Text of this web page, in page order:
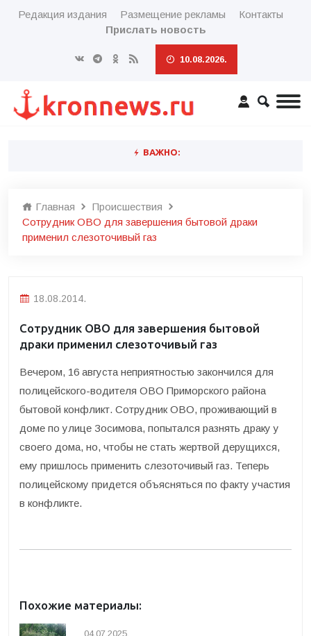
Редакция издания Размещение рекламы
Контакты
Прислать новость
10.08.2026.
ВАЖНО:
Главная
Происшествия
Сотрудник ОВО для завершения бытовой драки
применил слезоточивый газ
18.08.2014.
Сотрудник ОВО для завершения бытовой
драки применил слезоточивый газ
Вечером, 16 августа неприятностью закончился для
полицейского-водителя ОВО Приморского района
бытовой конфликт. Сотрудник ОВО, проживающий в
доме по улице Зосимова, попытался разнять драку у
своего дома, но, чтобы не стать жертвой дерущихся,
ему пришлось применить слезоточивый газ. Теперь
полицейскому придется объясняться по факту участия
в конфликте.
Похожие материалы:
04.07.2025.